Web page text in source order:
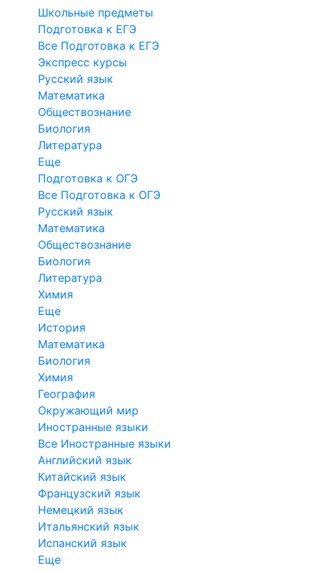
Школьные предметы
Подготовка к ЕГЭ
Все Подготовка к ЕГЭ
Экспресс курсы
Русский язык
Математика
Обществознание
Биология
Литература
Еще
Подготовка к ОГЭ
Все Подготовка к ОГЭ
Русский язык
Математика
Обществознание
Биология
Литература
Химия
Еще
История
Математика
Биология
Химия
География
Окружающий мир
Иностранные языки
Все Иностранные языки
Английский язык
Китайский язык
Французский язык
Немецкий язык
Итальянский язык
Испанский язык
Еще